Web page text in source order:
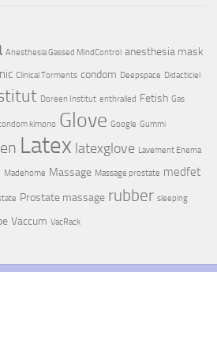
Anesthesia Gassed MindControl anesthesia mask
Clinical Torments condom Deepspace Didacticiel
Doreen Institut enthralled Fetish Gas
kimono Glove Google Gummi
Latex latexglove Lavement Enema
Madehome Massage Massage prostate medfet
Prostate massage rubber sleeping
Vaccum VacRack